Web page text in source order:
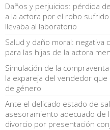
Daños y perjuicios: pérdida
a la actora por el robo
llevaba al laboratorio
Salud y daño moral: negativa
para las hijas de la actora
Simulación de la
la expareja del vendedor que
de género
Ante el delicado estado de
asesoramiento adecuado de
divorcio por presentación